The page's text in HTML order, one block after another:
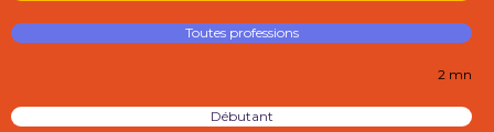
Toutes professions
2 mn
Débutant